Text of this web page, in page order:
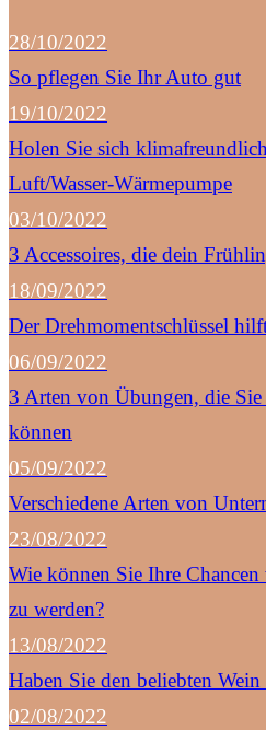
28/10/2022
So pflegen Sie Ihr Auto gut
19/10/2022
Holen Sie sich
Luft/Wasser-Wärmepumpe
03/10/2022
3 Accessoires, die dein
18/09/2022
Der Drehmomentschlüssel
06/09/2022
3 Arten von Übungen, die Sie
können
05/09/2022
Verschiedene Arten von
23/08/2022
Wie können Sie Ihre Chancen
zu werden?
13/08/2022
Haben Sie den beliebten
02/08/2022